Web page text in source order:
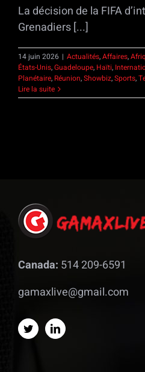
La décision de la FIFA
Grenadiers [...]
14 juin 2026 | Actualités,Affaires,
États-Unis,Guadeloupe, Haïti,
Planétaire, Réunion,Showbiz,Sports,
Lire la suite
Canada: 514 209-6591
gamaxlive@gmail.com